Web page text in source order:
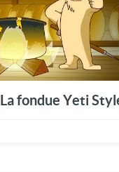
La fondue Yeti